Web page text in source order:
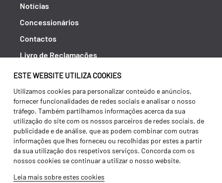
ESTE WEBSITE UTILIZA COOKIES
Utilizamos cookies para personalizar conteúdo e anúncios,
fornecer funcionalidades de redes sociais e analisar o nosso
tráfego. Também partilhamos informações acerca da sua
utilização do site com os nossos parceiros de redes sociais, de
publicidade e de análise, que as podem combinar com outras
informações que lhes forneceu ou recolhidas por estes a partir
da sua utilização dos respetivos serviços. Concorda com os
nossos cookies se continuar a utilizar o nosso website.
Leia mais sobre estes cookies
Notícias
Concessionários
Contactos
Livro de Reclamações
Política de Privacidade
Canal de Denúncias (RGPC)
Termos e condições